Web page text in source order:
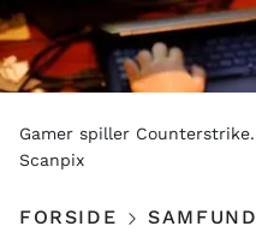
Gamer spiller Counterstrike.
Scanpix
FORSIDE SAMFUND